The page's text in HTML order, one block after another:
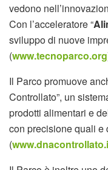
vedono
Con l’acceleratore “
sviluppo di nuove
(www.tecnoparco.org
Il Parco promuove
Controllato”, un
prodotti alimentari e
con precisione quali e
(